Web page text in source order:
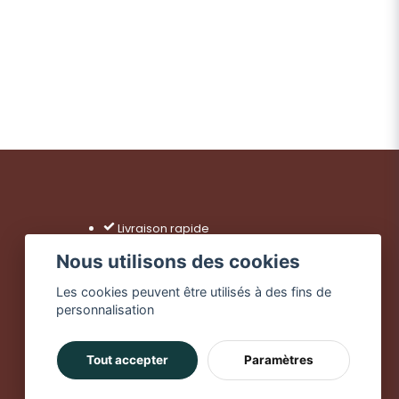
Livraison rapide
Livraison dès 49 €
Nous utilisons des cookies
Les cookies peuvent être utilisés à des fins de
personnalisation
Tout accepter Paramètres